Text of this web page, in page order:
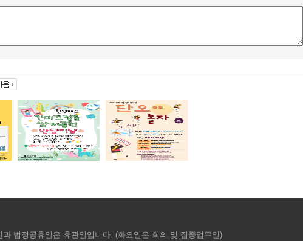
법정공휴일은 휴관일입니다. (화요일은 회의 및 집중업무일)